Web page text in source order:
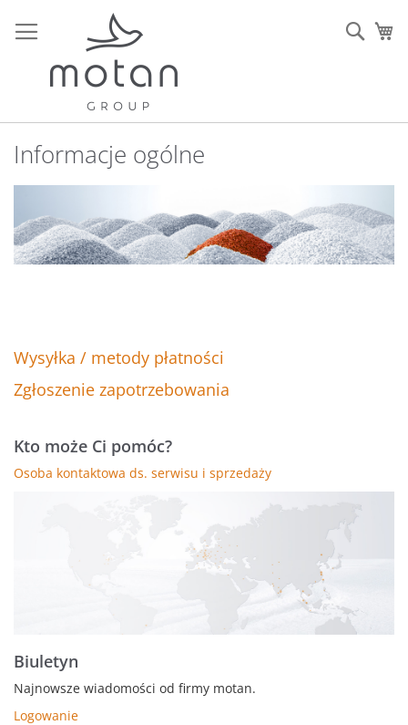
do
treści
Informacje ogólne
Wysyłka / metody płatności
Zgłoszenie zapotrzebowania
Kto może Ci pomóc?
Osoba kontaktowa ds. serwisu i sprzedaży
Biuletyn
Najnowsze wiadomości od firmy motan.
Logowanie